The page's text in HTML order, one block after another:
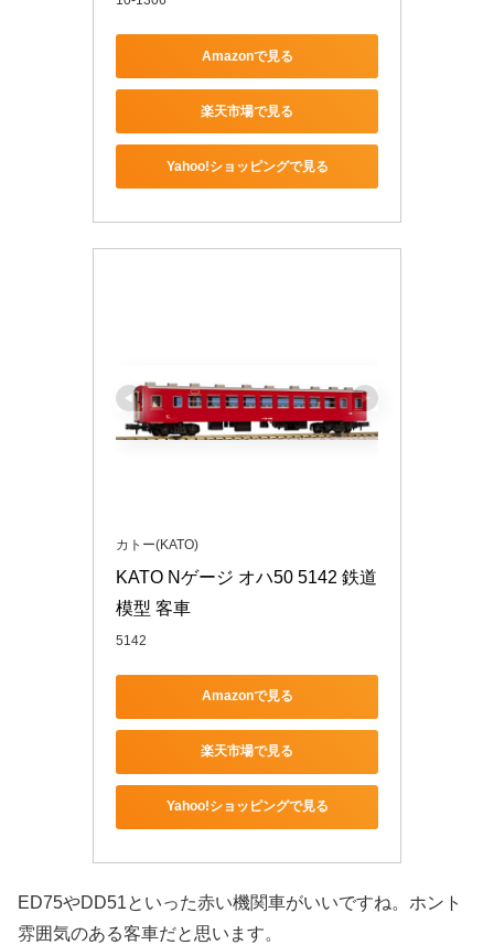
Amazonで見る
楽天市場で見る
Yahoo!ショッピングで見る
カトー(KATO)
KATO Nゲージ オハ50 5142 鉄道
模型 客車
5142
Amazonで見る
楽天市場で見る
Yahoo!ショッピングで見る
ED75やDD51といった赤い機関車がいいですね。ホント
雰囲気のある客車だと思います。